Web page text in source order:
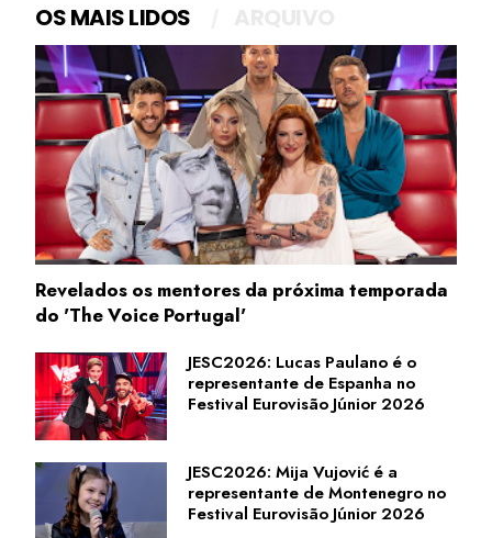
OS MAIS LIDOS
Revelados os mentores da próxima temporada
do 'The Voice Portugal'
JESC2026: Lucas Paulano é o
representante de Espanha no
Festival Eurovisão Júnior 2026
JESC2026: Mija Vujović é a
representante de Montenegro no
Festival Eurovisão Júnior 2026